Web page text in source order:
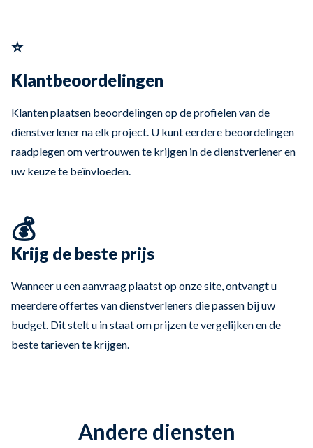
⭐
Klantbeoordelingen
Klanten plaatsen beoordelingen op de profielen van de
dienstverlener na elk project. U kunt eerdere beoordelingen
raadplegen om vertrouwen te krijgen in de dienstverlener en
uw keuze te beïnvloeden.
💰
Krijg de beste prijs
Wanneer u een aanvraag plaatst op onze site, ontvangt u
meerdere offertes van dienstverleners die passen bij uw
budget. Dit stelt u in staat om prijzen te vergelijken en de
beste tarieven te krijgen.
Andere diensten